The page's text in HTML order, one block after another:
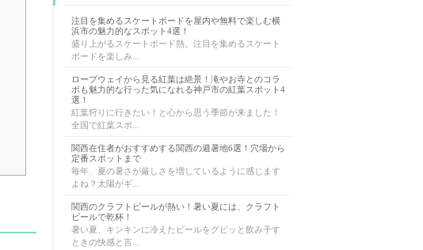
注目を集めるスケートボードを屋内や無料で楽しむ横
浜市の魅力的なスポット4選！
盛り上がるスケートボード熱。注目を集めるスケート
ボードを楽しみ...
ロープウェイから見る紅葉は絶景！滝やお寺とのコラ
ボも魅力的な行った気になれる神戸市の紅葉スポット4
選！
紅葉狩りに行きたい！と心から思う季節が来ました！
全国で紅葉スポ...
関西在住者がおすすめする関西の避暑地6選！穴場から
定番スポットまで
毎年、夏の暑さが厳しさを増しているように感じます
よね？太陽がギ...
関西のクラフトビールが熱い！暑い夏には、クラフト
ビールで乾杯！
暑い夏、キンキンに冷えたビールをグビッと飲み干す
ときの快感と言...